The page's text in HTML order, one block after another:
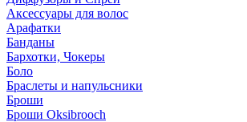
Аксессуары для волос
Арафатки
Банданы
Бархотки, Чокеры
Боло
Браслеты и напульсники
Броши
Броши Oksibrooch